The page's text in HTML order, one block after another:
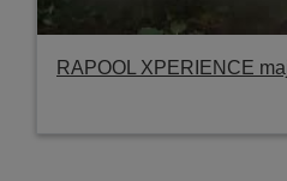
RAPOOL XPERIENCE